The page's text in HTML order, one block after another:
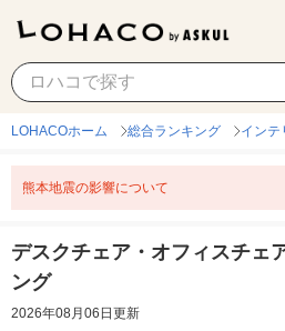
デスクチェア・オフィスチェア（肘
LOHACOホーム 総合ランキング インテ
熊本地震の影響について
デスクチェア・オフィスチェ
ング
2026年08月06日更新